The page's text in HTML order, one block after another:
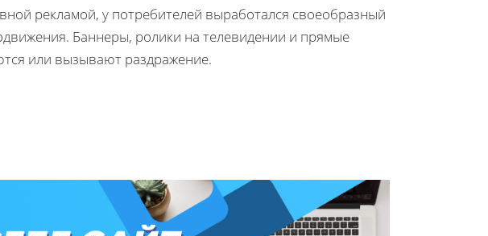
рекламой, у потребителей выработался своеобразный
Баннеры, ролики на телевидении и прямые
или вызывают раздражение.